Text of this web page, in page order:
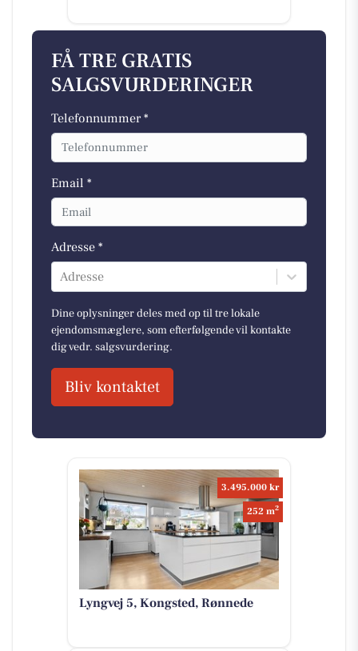
FÅ TRE GRATIS
SALGSVURDERINGER
Telefonnummer *
Email *
Adresse *
Adresse
Dine oplysninger deles med op til tre lokale
ejendomsmæglere, som efterfølgende vil kontakte
dig vedr. salgsvurdering.
Bliv kontaktet
3.495.000 kr
252 m2
Lyngvej 5, Kongsted, Rønnede